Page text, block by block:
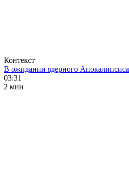
Контекст
В ожидании ядерного Апокалипсиса
03:31
2 мин